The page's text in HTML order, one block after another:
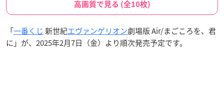
高画質で見る (全10枚)
「一番くじ 新世紀エヴァンゲリオン劇場版 Air/まごころを、君
に」が、2025年2月7日（金）より順次発売予定です。